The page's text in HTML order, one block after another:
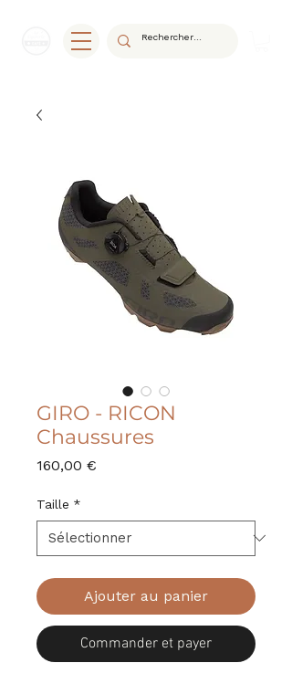
GIRO - RICON
Chaussures
160,00 €
Taille *
Ajouter au panier
Commander et payer